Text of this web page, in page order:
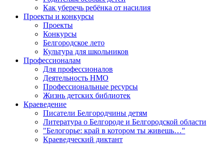
Как уберечь ребёнка от насилия
Проекты и конкурсы
Проекты
Конкурсы
Белгородское лето
Культура для школьников
Профессионалам
Для профессионалов
Деятельность НМО
Профессиональные ресурсы
Жизнь детских библиотек
Краеведение
Писатели Белгородчины детям
Литература о Белгороде и Белгородской области
"Белогорье: край в котором ты живешь…"
Краеведческий диктант